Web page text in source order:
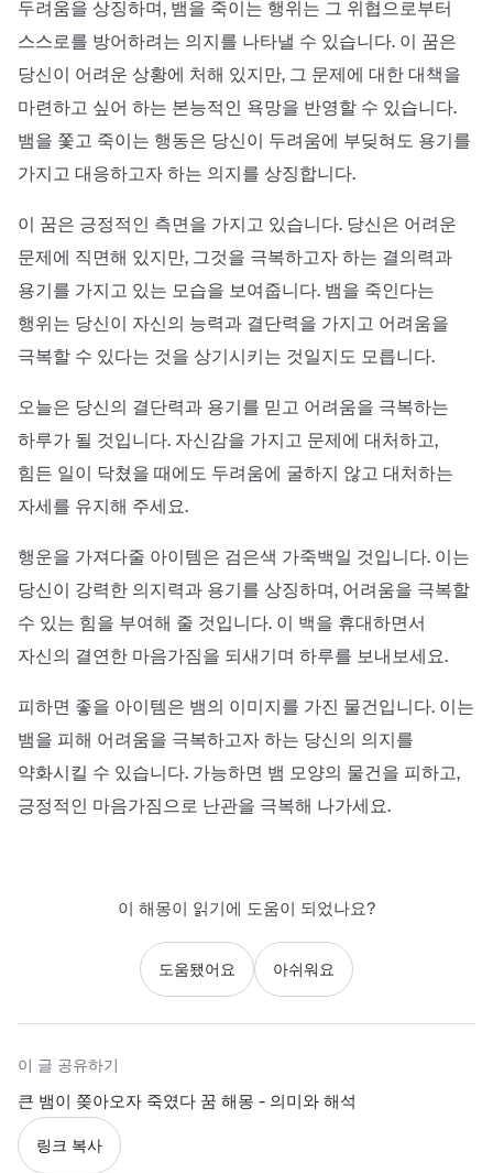
두려움을 상징하며, 뱀을 죽이는 행위는 그 위협으로부터
스스로를 방어하려는 의지를 나타낼 수 있습니다. 이 꿈은
당신이 어려운 상황에 처해 있지만, 그 문제에 대한 대책을
마련하고 싶어 하는 본능적인 욕망을 반영할 수 있습니다.
뱀을 쫓고 죽이는 행동은 당신이 두려움에 부딪혀도 용기를
가지고 대응하고자 하는 의지를 상징합니다.
이 꿈은 긍정적인 측면을 가지고 있습니다. 당신은 어려운
문제에 직면해 있지만, 그것을 극복하고자 하는 결의력과
용기를 가지고 있는 모습을 보여줍니다. 뱀을 죽인다는
행위는 당신이 자신의 능력과 결단력을 가지고 어려움을
극복할 수 있다는 것을 상기시키는 것일지도 모릅니다.
오늘은 당신의 결단력과 용기를 믿고 어려움을 극복하는
하루가 될 것입니다. 자신감을 가지고 문제에 대처하고,
힘든 일이 닥쳤을 때에도 두려움에 굴하지 않고 대처하는
자세를 유지해 주세요.
행운을 가져다줄 아이템은 검은색 가죽백일 것입니다. 이는
당신이 강력한 의지력과 용기를 상징하며, 어려움을 극복할
수 있는 힘을 부여해 줄 것입니다. 이 백을 휴대하면서
자신의 결연한 마음가짐을 되새기며 하루를 보내보세요.
피하면 좋을 아이템은 뱀의 이미지를 가진 물건입니다. 이는
뱀을 피해 어려움을 극복하고자 하는 당신의 의지를
약화시킬 수 있습니다. 가능하면 뱀 모양의 물건을 피하고,
긍정적인 마음가짐으로 난관을 극복해 나가세요.
이 해몽이 읽기에 도움이 되었나요?
도움됐어요 아쉬워요
이 글 공유하기
큰 뱀이 쫒아오자 죽였다 꿈 해몽 - 의미와 해석
링크 복사